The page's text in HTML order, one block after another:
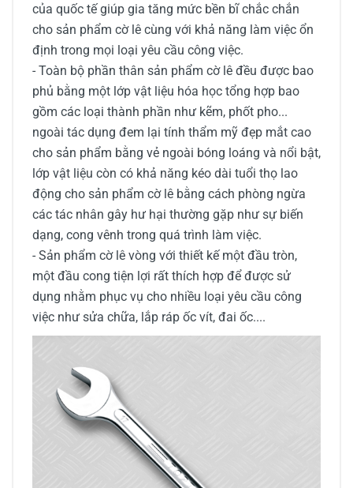
của quốc tế giúp gia tăng mức bền bĩ chắc chắn
cho sản phẩm cờ lê cùng với khả năng làm việc ổn
định trong mọi loại yêu cầu công việc.
- Toàn bộ phần thân sản phẩm cờ lê đều được bao
phủ bằng một lớp vật liệu hóa học tổng hợp bao
gồm các loại thành phần như kẽm, phốt pho...
ngoài tác dụng đem lại tính thẩm mỹ đẹp mắt cao
cho sản phẩm bằng vẻ ngoài bóng loáng và nổi bật,
lớp vật liệu còn có khả năng kéo dài tuổi thọ lao
động cho sản phẩm cờ lê bằng cách phòng ngừa
các tác nhân gây hư hại thường gặp như sự biến
dạng, cong vênh trong quá trình làm việc.
- Sản phẩm cờ lê vòng với thiết kế một đầu tròn,
một đầu cong tiện lợi rất thích hợp để được sử
dụng nhằm phục vụ cho nhiều loại yêu cầu công
việc như sửa chữa, lắp ráp ốc vít, đai ốc....